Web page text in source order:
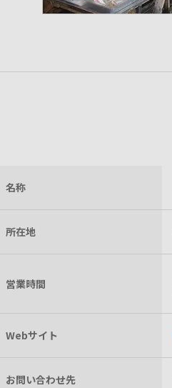
名称
所在地
営業時間
Webサイト
お問い合わせ先